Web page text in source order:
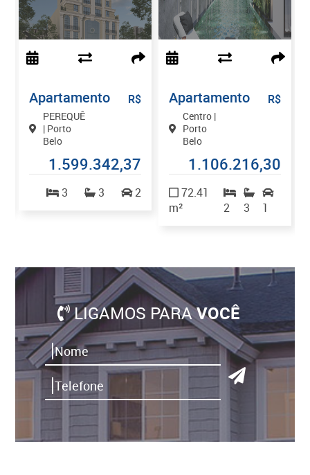
Apartamento
PEREQUÊ
| Porto
Belo
R$
1.599.342,37
3 3 2
Apartamento
Centro |
Porto
Belo
R$
1.106.216,30
72.41
m²
2 3 1
LIGAMOS PARAVOCÊ